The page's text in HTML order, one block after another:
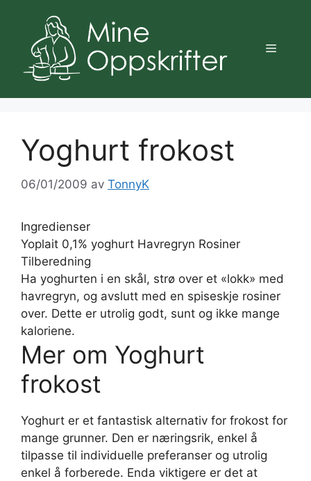
innhold
Meny
Yoghurt frokost
06/01/2009 av TonnyK
Ingredienser
Yoplait 0,1% yoghurt Havregryn Rosiner
Tilberedning
Ha yoghurten i en skål, strø over et «lokk» med
havregryn, og avslutt med en spiseskje rosiner
over. Dette er utrolig godt, sunt og ikke mange
kaloriene.
Mer om Yoghurt
frokost
Yoghurt er et fantastisk alternativ for frokost for
mange grunner. Den er næringsrik, enkel å
tilpasse til individuelle preferanser og utrolig
enkel å forberede. Enda viktigere er det at